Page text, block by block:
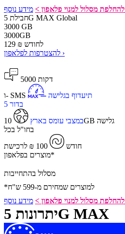
להחלפת מסלול למנוי פלאפון >
חבילת 5G MAX Global
3000 GB
3000GB
129 ₪ לחודש
להצטרפות לפלאפון ›
5000 דקות
ו- SMS
תיעדוף בגלישה
בדור 5
במצבי עומס בארץ
10GB גלישה
בחו"ל בכל
חודש
100 ₪ לרכישת
​מוצרים בפלאפון*
מסלול בהתחייבות
*למוצרים שמחירם מ-599 ש"ח
להחלפת מסלול למנוי פלאפון >
יתרונות 5G MAX